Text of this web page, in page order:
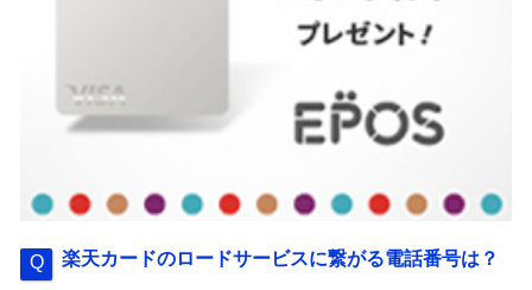
楽天カードのロードサービスに繋がる電話番号は？